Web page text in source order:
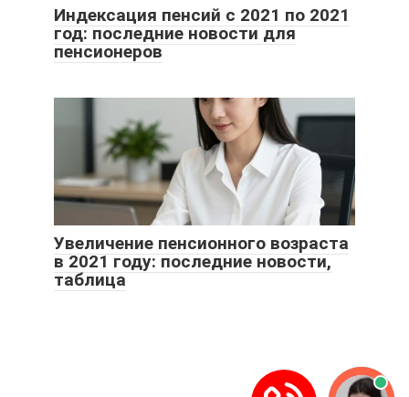
Индексация пенсий с 2021 по 2021
год: последние новости для
пенсионеров
Увеличение пенсионного возраста
в 2021 году: последние новости,
таблица